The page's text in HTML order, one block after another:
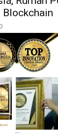
Blockchain